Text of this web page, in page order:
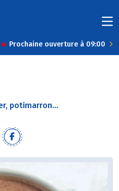
Prochaine ouverture à 09:00
potimarron...